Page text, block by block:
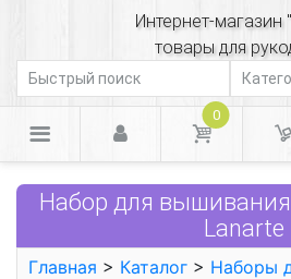
Интернет-магазин
товары для
0
Набор для
Lanarte
Главная > Каталог > Наборы